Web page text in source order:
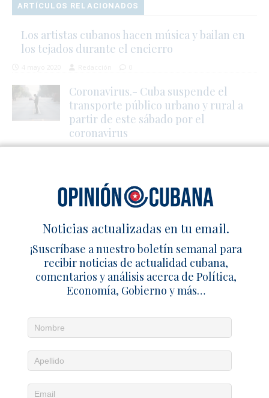
ARTÍCULOS RELACIONADOS
Los artistas cubanos hacen música y bailan en
los tejados durante el encierro
Coronavirus.- Cuba suspende el
transporte público urbano y rural a
partir de este sábado por el
coronavirus
2021 para los emprendedores y sus
negocios
Redacción
SÉ EL PRIMERO EN COMENTAR
Deja un comentario
Noticias actualizadas en tu email.
¡Suscríbase a nuestro boletín semanal para
recibir noticias de actualidad cubana,
comentarios y análisis acerca de Política,
Economía, Gobierno y más…